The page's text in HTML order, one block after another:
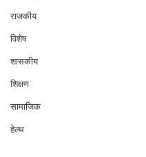
राजकीय
विशेष
शासकीय
शिक्षण
सामाजिक
हेल्थ